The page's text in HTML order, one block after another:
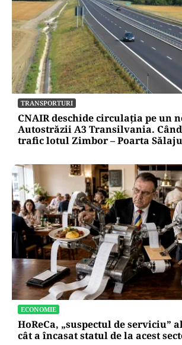
MEDIU
Scandalul celor 2,54%: ONG-urile
explicații Dianei Buzoianu și
transparenței la Ministerul
TRANSPORTURI
CNAIR deschide circulația pe un
Autostrăzii A3 Transilvania.
trafic lotul Zimbor – Poarta